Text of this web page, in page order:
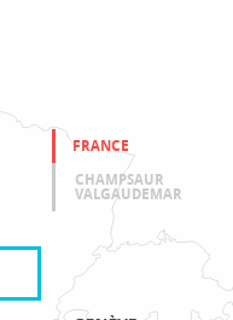
FRANCE
CHAMPSAUR
VALGAUDEMAR